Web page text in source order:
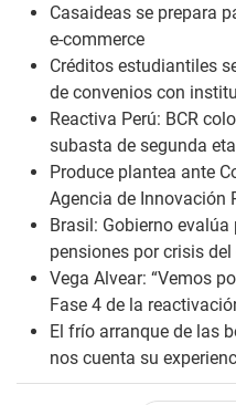
Casaideas se prepara
e-commerce
Créditos estudiantiles
de convenios con
Reactiva Perú: BCR
subasta de segunda
Produce plantea ante
Agencia de Innovación
Brasil: Gobierno
pensiones por crisis
Vega Alvear: “Vemos
Fase 4 de la
El frío arranque de las
nos cuenta su